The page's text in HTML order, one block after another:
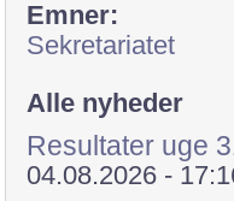
Emner:
Sekretariatet
Alle nyheder
Resultater uge
04.08.2026 -